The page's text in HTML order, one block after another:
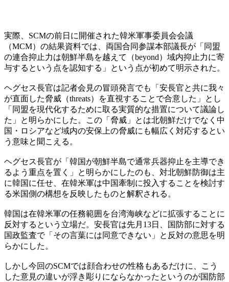
実際、SCMの前日に開催された韓米軍事委員会会議
（MCM）の結果資料では、両国合同参謀本部議長が「同盟
の連合抑止力は朝鮮半島を越えて（beyond）域内抑止力に寄
与するという点を認知する」という点が初めて明示された。
ヘグセス長官は記者会見の冒頭発言でも「安長官と共に我々
が直面した脅威（threats）を直視することで合意した」とし
「同盟を現代化するために取る実質的な措置について議論し
た」と明らかにした。この「脅威」とは北朝鮮だけでなく中
国・ロシアなど域内の安保上の脅威にも幅広く対応するとい
う意味と聞こえる。
ヘグセス長官が「韓国が朝鮮半島で通常兵器抑止を主導でき
るよう重点を置く」と明らかにしたのも、対北朝鮮防御は主
に韓国に任せ、在韓米軍は中国牽制に投入することを検討す
る米国側の構想を反映したものと解釈される。
韓国は在韓米軍の任務範囲を台湾海峡などに拡張することに
反対するという立場だ。安長官は先月13日、国防部に対する
国政監査で「その言葉には同意できない」と反対の意思を明
らかにした。
しかし今回のSCMでは顔合わせの性格もあるだけに、こう
した意見の違いが浮き彫りにならなかったというのが国防部